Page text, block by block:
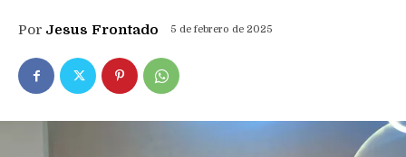
Por Jesus Frontado 5 de febrero de 2025